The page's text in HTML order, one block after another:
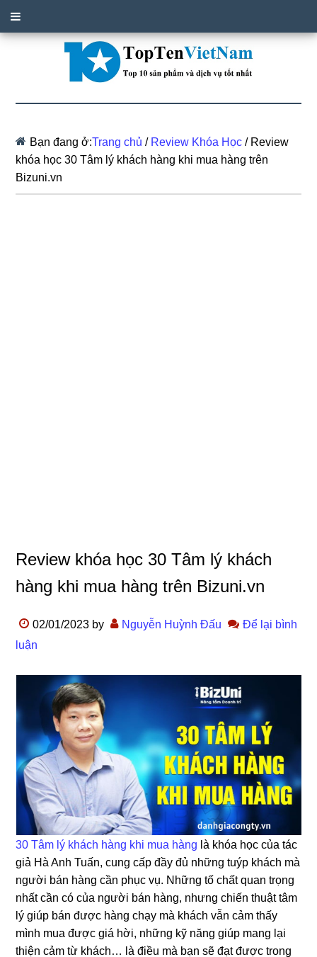
Bạn đang ở:Trang chủ / Review Khóa Học /Review
khóa học 30 Tâm lý khách hàng khi mua hàng trên
Bizuni.vn
Review khóa học 30 Tâm lý khách
hàng khi mua hàng trên Bizuni.vn
02/01/2023 by Nguyễn Huỳnh Đấu
Để lại bình
luận
30 Tâm lý khách hàng khi mua hàng là khóa học của tác
giả Hà Anh Tuấn, cung cấp đầy đủ những tuýp khách mà
người bán hàng cần phục vụ. Những tố chất quan trọng
nhất cần có của người bán hàng, nhưng chiến thuật tâm
lý giúp bán được hàng chạy mà khách vẫn cảm thấy
mình mua được giá hời, những kỹ năng giúp mang lại
thiện cảm từ khách… là điều mà bạn sẽ đạt được trong